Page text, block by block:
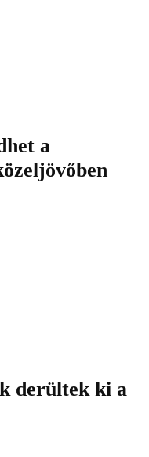
a
derültek ki a